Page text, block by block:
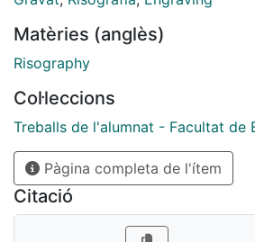
posibilidades.
Con estos diálogos creamos una
Matèries (anglès)
Risography
Col·leccions
Treballs de l'alumnat - Facultat de
Pàgina completa de l'ítem
Citació